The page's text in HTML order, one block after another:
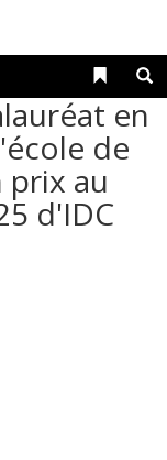
Liens
en
de
au
d'IDC